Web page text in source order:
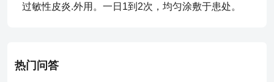
过敏性皮炎.外用。一日1到2次，均匀涂敷于患处。
热门问答